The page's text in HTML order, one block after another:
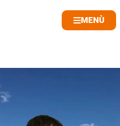
MENÙ